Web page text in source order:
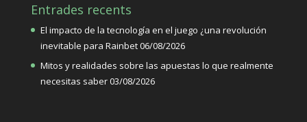
Entrades recents
El impacto de la tecnología en el juego ¿una revolución
inevitable para Rainbet06/08/2026
Mitos y realidades sobre las apuestas lo que realmente
necesitas saber03/08/2026